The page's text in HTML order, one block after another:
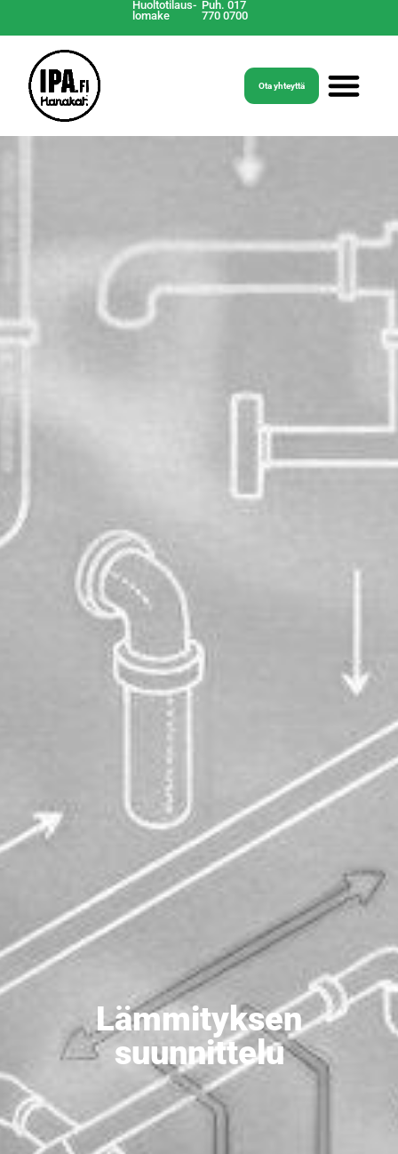
Huoltotilaus-
lomake
Puh. 017
770 0700
Ota yhteyttä
Lämmityksen
suunnittelu